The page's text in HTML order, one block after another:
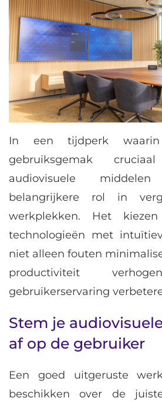
In een tijdperk
gebruiksgemak
audiovisuele
belangrijkere rol in
werkplekken. Het
technologieën met
niet alleen fouten
productiviteit
gebruikerservaring
Stem je
af op de gebruiker
Een goed uitgeruste
beschikken over de